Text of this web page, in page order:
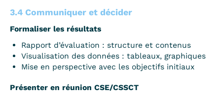
3.4 Communiquer et décider
Formaliser les résultats
Rapport d’évaluation : structure et contenus
Visualisation des données : tableaux, graphiques
Mise en perspective avec les objectifs initiaux
Présenter en réunion CSE/CSSCT